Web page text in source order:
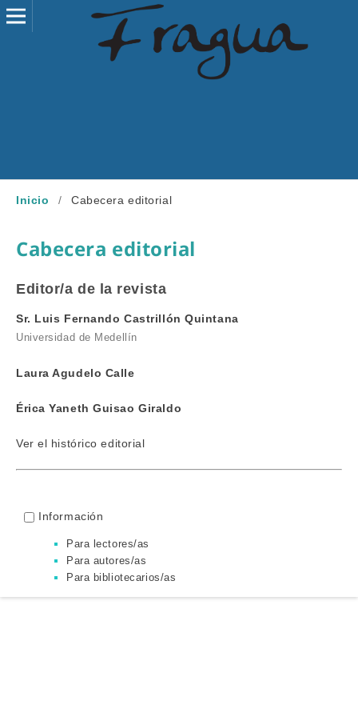
Inicio / Cabecera editorial
Cabecera editorial
Editor/a de la revista
Sr. Luis Fernando Castrillón Quintana
Universidad de Medellín
Laura Agudelo Calle
Érica Yaneth Guisao Giraldo
Ver el histórico editorial
Información
Para lectores/as
Para autores/as
Para bibliotecarios/as